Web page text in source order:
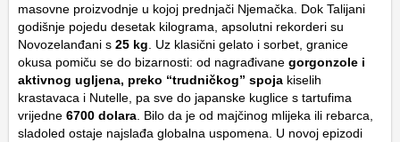
masovne proizvodnje u kojoj prednjači Njemačka. Dok Talijani
godišnje pojedu desetak kilograma, apsolutni rekorderi su
Novozelanđani s 25 kg . Uz klasični gelato i sorbet, granice
okusa pomiču se do bizarnosti: od nagrađivane gorgonzole i
aktivnog ugljena, preko “trudničkog” spoja kiselih
krastavaca i Nutelle, pa sve do japanske kuglice s tartufima
vrijedne 6700 dolara . Bilo da je od majčinog mlijeka ili rebarca,
sladoled ostaje najslađa globalna uspomena. U novoj epizodi